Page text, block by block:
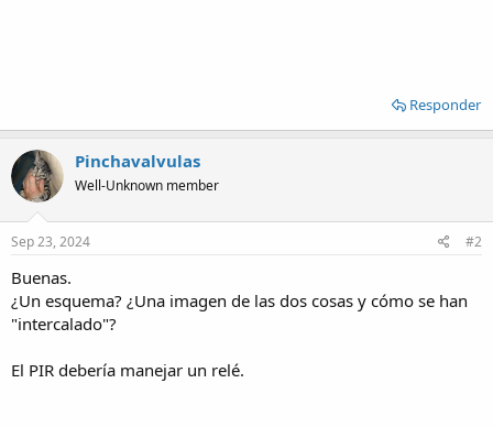
Responder
Pinchavalvulas
Well-Unknown member
Sep 23, 2024 #2
Buenas.
¿Un esquema? ¿Una imagen de las dos cosas y cómo se han
"intercalado"?
El PIR debería manejar un relé.